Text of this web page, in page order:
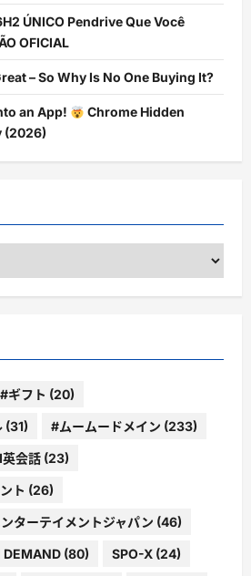
ÚNICO Pendrive Que Você
OFICIAL
– So Why Is No One Buying It?
an App!
Chrome Hidden
(2026)
#ギフト (20)
(31) #ムームードメイン (233)
会話 (23)
ト (26)
ターテイメントジャパン (46)
DEMAND (80) SPO-X (24)